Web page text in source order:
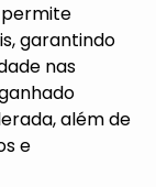
garantindo
nas
além de
e